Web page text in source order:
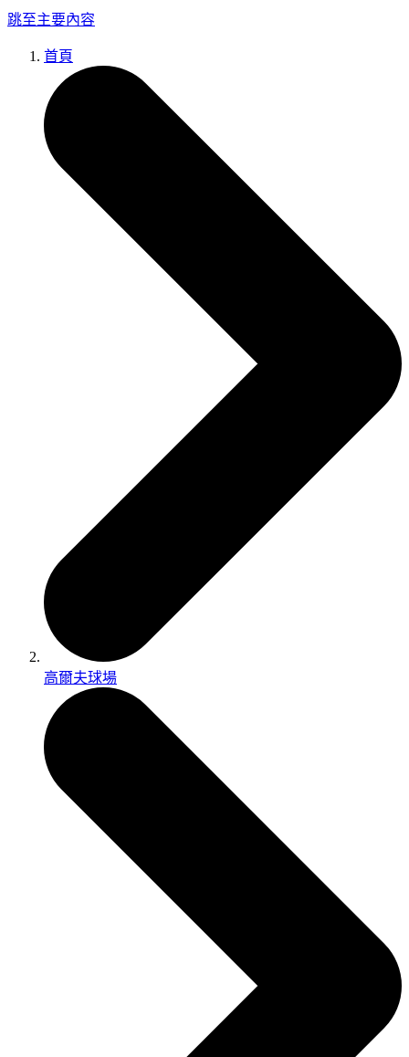
跳至主要內容
首頁
高爾夫球場